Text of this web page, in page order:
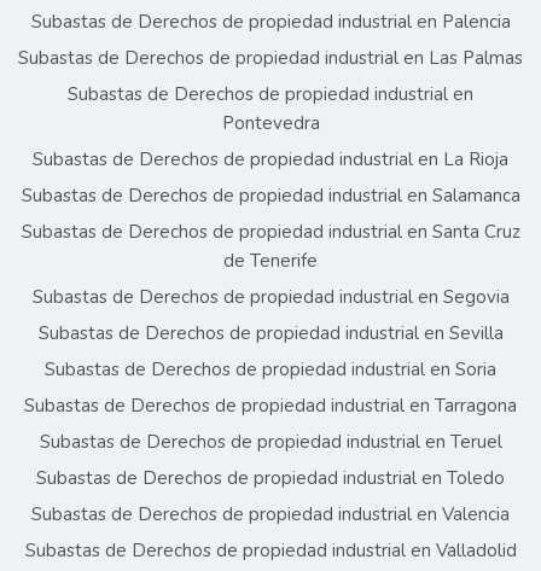
Subastas de Derechos de propiedad industrial en Palencia
Subastas de Derechos de propiedad industrial en Las Palmas
Subastas de Derechos de propiedad industrial en
Pontevedra
Subastas de Derechos de propiedad industrial en La Rioja
Subastas de Derechos de propiedad industrial en Salamanca
Subastas de Derechos de propiedad industrial en Santa Cruz
de Tenerife
Subastas de Derechos de propiedad industrial en Segovia
Subastas de Derechos de propiedad industrial en Sevilla
Subastas de Derechos de propiedad industrial en Soria
Subastas de Derechos de propiedad industrial en Tarragona
Subastas de Derechos de propiedad industrial en Teruel
Subastas de Derechos de propiedad industrial en Toledo
Subastas de Derechos de propiedad industrial en Valencia
Subastas de Derechos de propiedad industrial en Valladolid